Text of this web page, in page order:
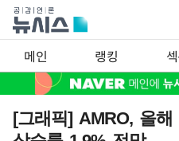
메인 랭킹
[그래픽] AMRO, 올